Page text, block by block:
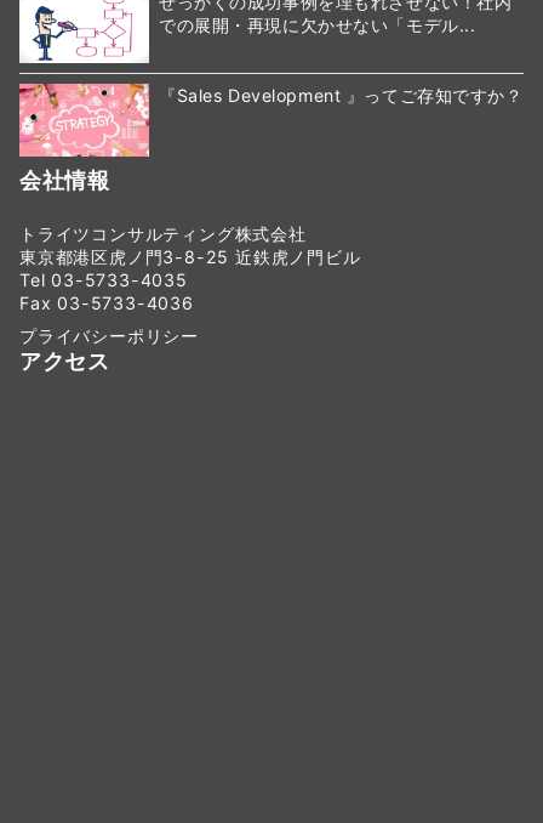
での展開・再現に欠かせない「モデル...
『Sales Development 』ってご存知ですか？
会社情報
トライツコンサルティング株式会社
東京都港区虎ノ門3-8-25 近鉄虎ノ門ビル
Tel 03-5733-4035
Fax 03-5733-4036
プライバシーポリシー
アクセス